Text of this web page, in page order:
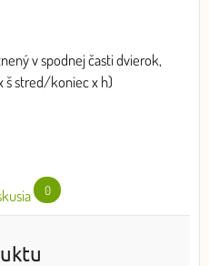
v spodnej časti dvierok,
stred/koniec x h)
0